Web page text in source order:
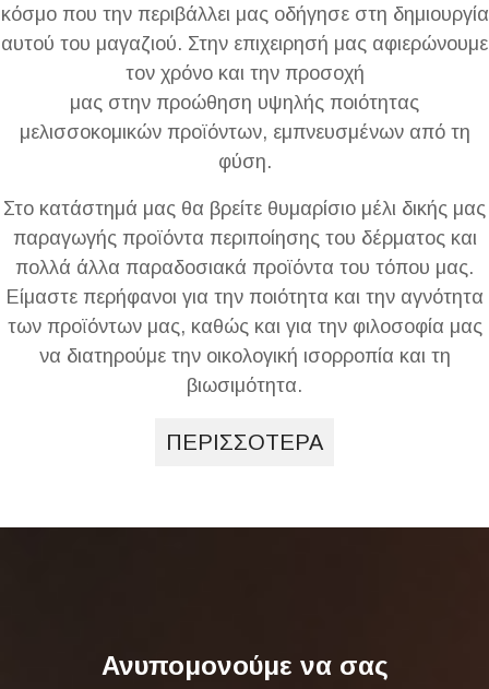
κόσμο που την περιβάλλει μας οδήγησε στη δημιουργία
αυτού του μαγαζιού. Στην επιχειρησή μας αφιερώνουμε
τον χρόνο και την προσοχή
μας στην προώθηση υψηλής ποιότητας
μελισσοκομικών προϊόντων, εμπνευσμένων από τη
φύση.
Στο κατάστημά μας θα βρείτε θυμαρίσιο μέλι δικής μας
παραγωγής προϊόντα περιποίησης του δέρματος και
πολλά άλλα παραδοσιακά προϊόντα του τόπου μας.
Είμαστε περήφανοι για την ποιότητα και την αγνότητα
των προϊόντων μας, καθώς και για την φιλοσοφία μας
να διατηρούμε την οικολογική ισορροπία και τη
βιωσιμότητα.
ΠΕΡΙΣΣΟΤΕΡΑ
Ανυπομονούμε να σας